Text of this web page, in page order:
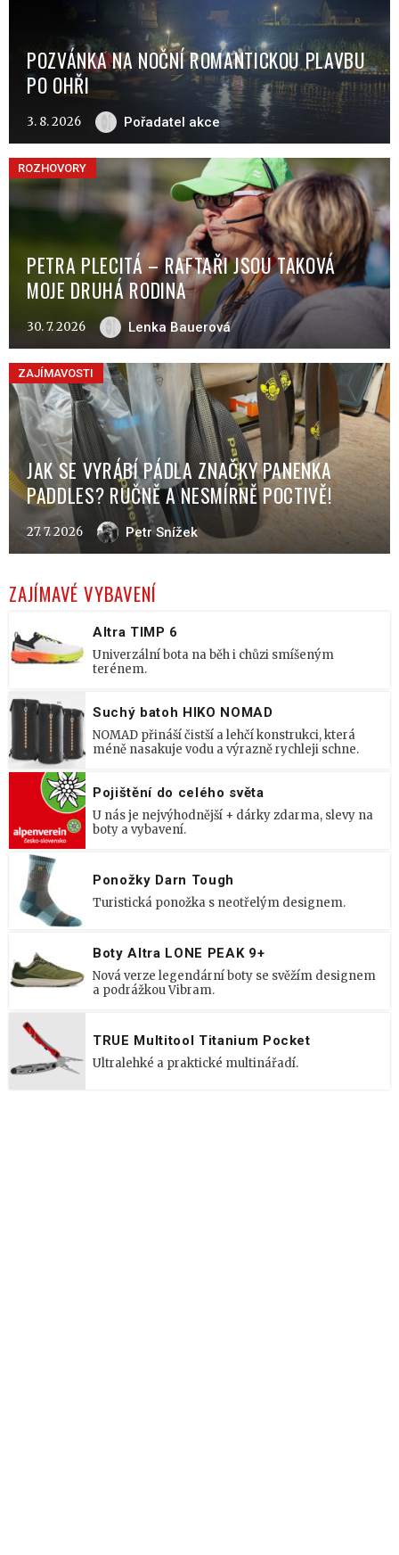
POZVÁNKA NA NOČNÍ ROMANTICKOU PLAVBU
PO OHŘI
3. 8. 2026 Pořadatel akce
ROZHOVORY
PETRA PLECITÁ – RAFTAŘI JSOU TAKOVÁ
MOJE DRUHÁ RODINA
30. 7. 2026 Lenka Bauerová
ZAJÍMAVOSTI
JAK SE VYRÁBÍ PÁDLA ZNAČKY PANENKA
PADDLES? RUČNĚ A NESMÍRNĚ POCTIVĚ!
27. 7. 2026 Petr Snížek
ZAJÍMAVÉ VYBAVENÍ
Altra TIMP 6
Univerzální bota na běh i chůzi smíšeným
terénem.
Suchý batoh HIKO NOMAD
NOMAD přináší čistší a lehčí konstrukci, která
méně nasakuje vodu a výrazně rychleji schne.
Pojištění do celého světa
U nás je nejvýhodnější + dárky zdarma, slevy na
boty a vybavení.
Ponožky Darn Tough
Turistická ponožka s neotřelým designem.
Boty Altra LONE PEAK 9+
Nová verze legendární boty se svěžím designem
a podrážkou Vibram.
TRUE Multitool Titanium Pocket
Ultralehké a praktické multinářadí.